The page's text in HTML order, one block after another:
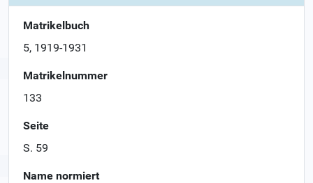
Matrikelbuch
5, 1919-1931
Matrikelnummer
133
Seite
S. 59
Name normiert